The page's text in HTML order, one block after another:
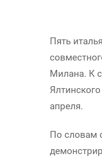
Пять
Милана. К
апреля.
По словам